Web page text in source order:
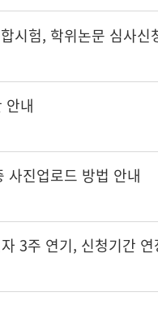
시험, 학위논문 심사신
안내
사진업로드 방법 안내
3주 연기, 신청기간 연